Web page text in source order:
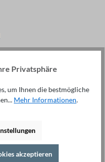
Privatsphäre
um Ihnen die bestmögliche
Mehr Informationen.
akzeptieren